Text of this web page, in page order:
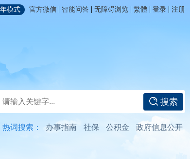
模式 官方微信 | 智能问答 | 无障碍浏览 | 繁體 | 登录 | 注册
搜索
热词搜索： 办事指南 社保 公积金 政府信息公开